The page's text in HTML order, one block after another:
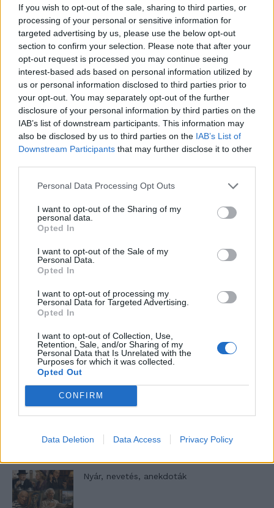
If you wish to opt-out of the sale, sharing to third parties, or
processing of your personal or sensitive information for
targeted advertising by us, please use the below opt-out
section to confirm your selection. Please note that after your
opt-out request is processed you may continue seeing
interest-based ads based on personal information utilized by
us or personal information disclosed to third parties prior to
your opt-out. You may separately opt-out of the further
disclosure of your personal information by third parties on the
IAB’s list of downstream participants. This information may
also be disclosed by us to third parties on the IAB’s List of
Downstream Participants that may further disclose it to other
Personal Data Processing Opt Outs
I want to opt-out of the Sharing of my
personal data.
Opted In
I want to opt-out of the Sale of my
Personal Data.
Opted In
I want to opt-out of processing my
Personal Data for Targeted Advertising.
Opted In
I want to opt-out of Collection, Use,
Retention, Sale, and/or Sharing of my
Personal Data that Is Unrelated with the
Purposes for which it was collected.
Opted Out
CONFIRM
Data Deletion Data Access Privacy Policy
Minka 12. rész
Minka 11. rész
T. szereti a fiatal lányokat 14. rész
Pedig szóltam… – Miért nem hiszünk a
gyűjteménye
Elyna Robbs: Adéle és az örökölt árnyak
Woody Allen megosztó zsenialitása
A világ legismertebb ruhái
Nyár, nevetés, anekdoták